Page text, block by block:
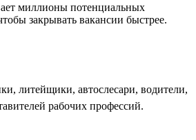
миллионы потенциальных
закрывать вакансии быстрее.
литейщики, автослесари, водители,
рабочих профессий.